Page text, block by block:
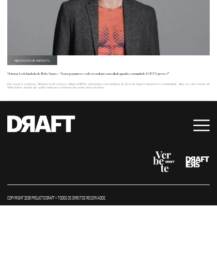
NEGÓCIOS DE IMPACTO
Hóttmar Loch, fundador da Nohs Somos: “Eu me perguntava: cadê a tecnologia como aliada quando a comunidade LGBTI+ precisa?”
Em reação à violência, Hóttmar Loch cocriou o Mapa LGBTI+, plataforma com milhares de dicas de lugares amigáveis à comunidade. Hoje ele está à frente da
Nohs Somos, startup que ajuda empresas a tornarem sua gestão mais inclusiva.
COPYRIGHT 2026 PROJETO DRAFT – TODOS OS DIREITOS RESERVADOS